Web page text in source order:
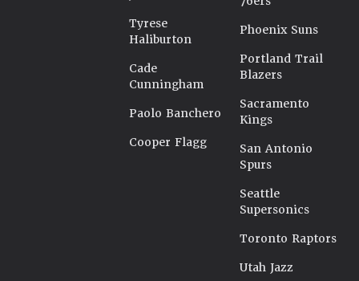
Tyrese
Haliburton
Cade
Cunningham
Paolo Banchero
Cooper Flagg
Phoenix Suns
Portland Trail
Blazers
Sacramento
Kings
San Antonio
Spurs
Seattle
Supersonics
Toronto Raptors
Utah Jazz